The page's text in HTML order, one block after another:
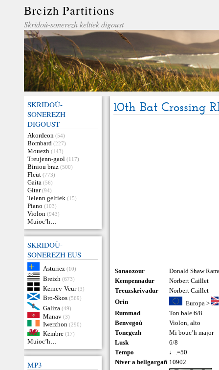
Breizh Partitions
Skridoù-sonerezh keltiek digoust
SKRIDOÙ-
SONEREZH
DIGOUST
Akordeon (54)
Bombard (227)
Mouezh (143)
Treujenn-gaol (117)
Biniou braz (500)
Fleüt (773)
Gaita (56)
Gitar (94)
Telenn geltiek (15)
Piano (103)
Violon (943)
Muioc’h…
SKRIDOÙ-
SONEREZH EUS
Asturiez (10)
Breizh (673)
Kernev-Veur (3)
Bro-Skos (569)
Galiza (49)
Manav (3)
Iwerzhon (290)
Kembre (17)
Muioc’h…
MP3
10th Bat Crossing
Sonaozour
Donald Shaw
Kempennadur
Norbert Caillet
Treuzskrivadur
Norbert Caillet
Orin
Europa>
Rummad
Ton bale 6/8
Benvegoù
Violon,alto
Tonegezh
Mi bouc’h major
Lusk
6/8
Tempo
♩.=50
Niver a bellgargañ 10902